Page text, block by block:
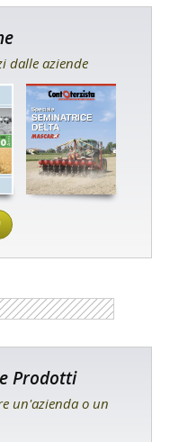
dalle aziende
Prodotti
un'azienda o un